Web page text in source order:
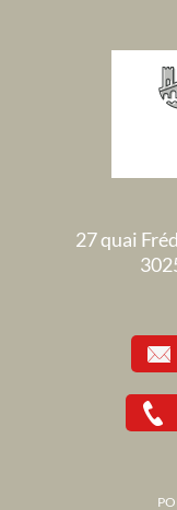
27 quai